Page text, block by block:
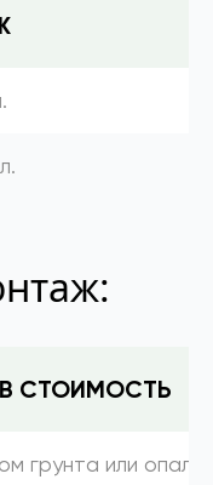
СТОИМОСТЬ
грунта или